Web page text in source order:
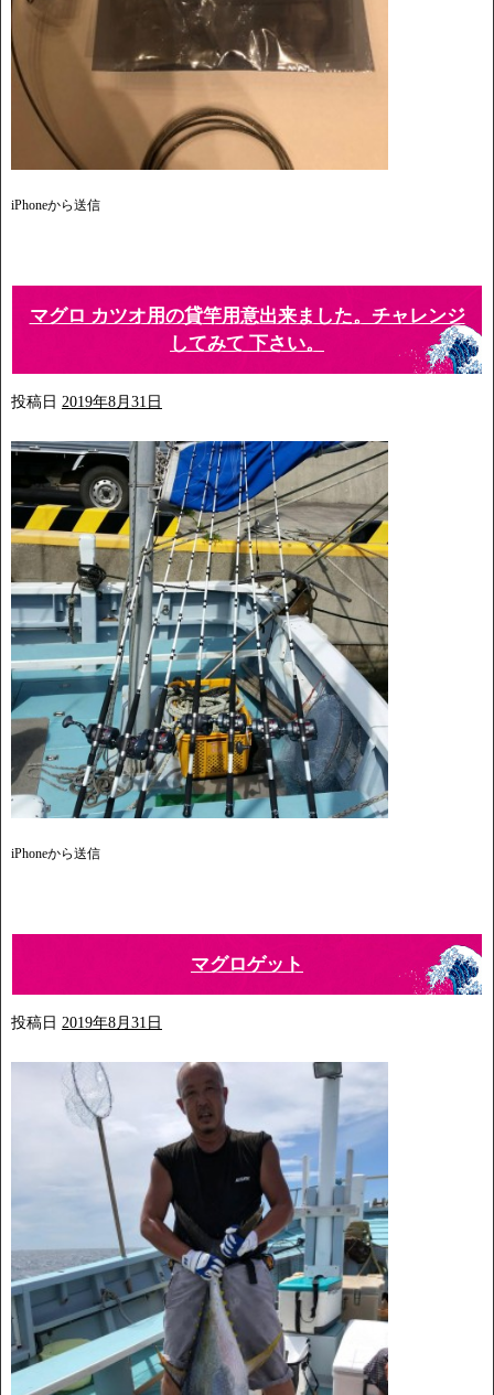
iPhoneから送信
マグロ カツオ用の貸竿用意出来ました。チャレンジ
してみて 下さい。
投稿日 2019年8月31日
iPhoneから送信
マグロゲット
投稿日 2019年8月31日